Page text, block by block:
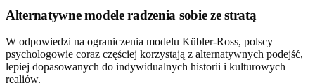
Alternatywne modele radzenia sobie ze stratą
W odpowiedzi na ograniczenia modelu Kübler-Ross, polscy
psychologowie coraz częściej korzystają z alternatywnych podejść,
lepiej dopasowanych do indywidualnych historii i kulturowych
realiów.